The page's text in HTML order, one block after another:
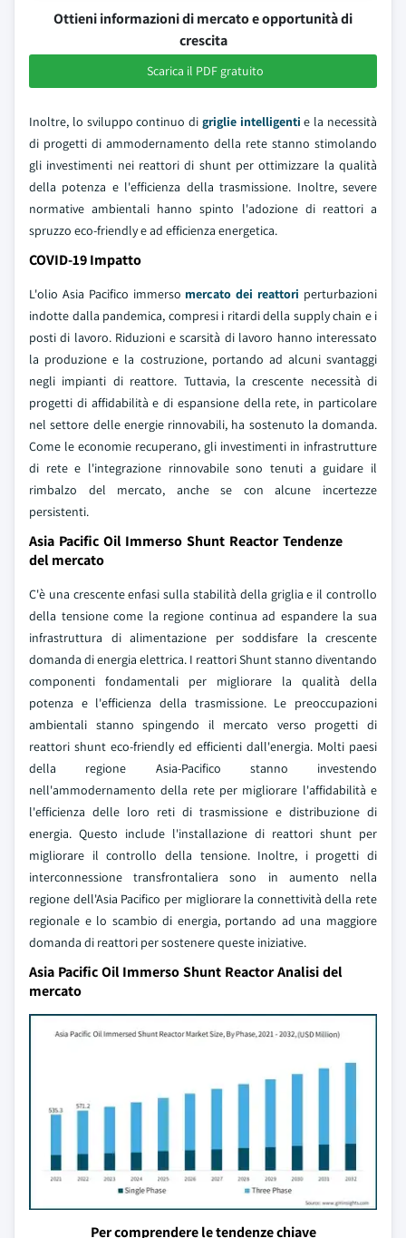
Ottieni informazioni di mercato e opportunità di
crescita
Scarica il PDF gratuito
Inoltre, lo sviluppo continuo di griglie intelligenti e la necessità
di progetti di ammodernamento della rete stanno stimolando
gli investimenti nei reattori di shunt per ottimizzare la qualità
della potenza e l'efficienza della trasmissione. Inoltre, severe
normative ambientali hanno spinto l'adozione di reattori a
spruzzo eco-friendly e ad efficienza energetica.
COVID-19 Impatto
L'olio Asia Pacifico immerso mercato dei reattori perturbazioni
indotte dalla pandemica, compresi i ritardi della supply chain e i
posti di lavoro. Riduzioni e scarsità di lavoro hanno interessato
la produzione e la costruzione, portando ad alcuni svantaggi
negli impianti di reattore. Tuttavia, la crescente necessità di
progetti di affidabilità e di espansione della rete, in particolare
nel settore delle energie rinnovabili, ha sostenuto la domanda.
Come le economie recuperano, gli investimenti in infrastrutture
di rete e l'integrazione rinnovabile sono tenuti a guidare il
rimbalzo del mercato, anche se con alcune incertezze
persistenti.
Asia Pacific Oil Immerso Shunt Reactor Tendenze
del mercato
C'è una crescente enfasi sulla stabilità della griglia e il controllo
della tensione come la regione continua ad espandere la sua
infrastruttura di alimentazione per soddisfare la crescente
domanda di energia elettrica. I reattori Shunt stanno diventando
componenti fondamentali per migliorare la qualità della
potenza e l'efficienza della trasmissione. Le preoccupazioni
ambientali stanno spingendo il mercato verso progetti di
reattori shunt eco-friendly ed efficienti dall'energia. Molti paesi
della regione Asia-Pacifico stanno investendo
nell'ammodernamento della rete per migliorare l'affidabilità e
l'efficienza delle loro reti di trasmissione e distribuzione di
energia. Questo include l'installazione di reattori shunt per
migliorare il controllo della tensione. Inoltre, i progetti di
interconnessione transfrontaliera sono in aumento nella
regione dell'Asia Pacifico per migliorare la connettività della rete
regionale e lo scambio di energia, portando ad una maggiore
domanda di reattori per sostenere queste iniziative.
Asia Pacific Oil Immerso Shunt Reactor Analisi del
mercato
Per comprendere le tendenze chiave